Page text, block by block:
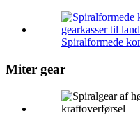
Spiralformede
Miter gear